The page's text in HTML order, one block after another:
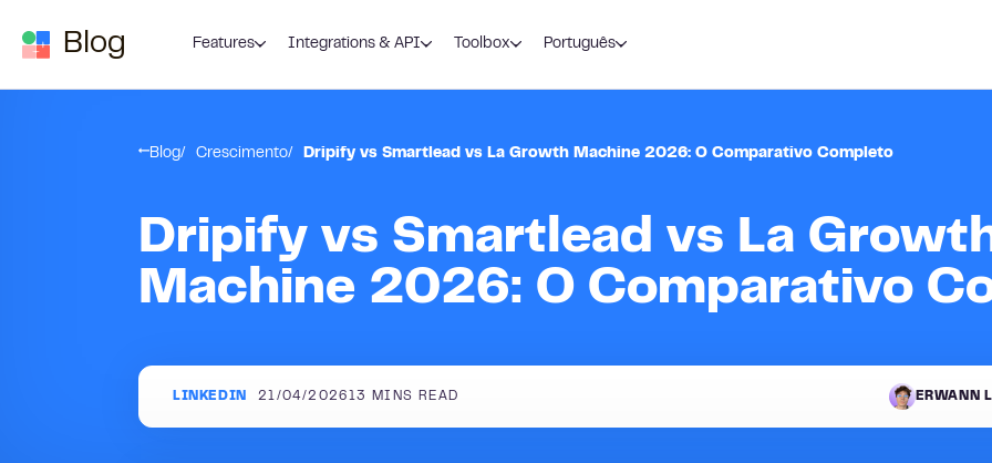
Blog Features Integrations & API Toolbox Português
Blog Crescimento Dripify vs Smartlead vs La Growth Machine 2026: O Comparativo Completo
Dripify vs Smartlead vs La
Machine 2026: O Comparativo
LINKEDIN 21/04/2026 13 MINS READ ERWANN